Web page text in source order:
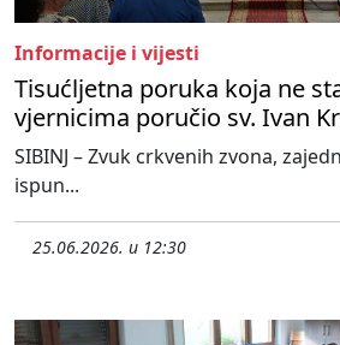
Informacije i vijesti
Tisućljetna poruka koja ne
vjernicima poručio sv. Ivan
SIBINJ – Zvuk crkvenih zvona,
ispun...
25.06.2026. u 12:30